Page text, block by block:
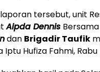
tersebut, unit
Aipda Dennis
dan Brigadir Taufik
Iptu Hufiza Fahmi,